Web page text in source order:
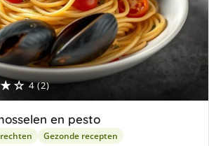
4 (2)
en pesto
Gezonde recepten